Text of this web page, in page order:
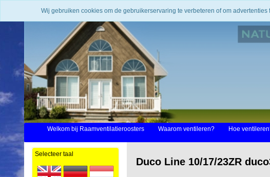
Welkom bij Raamventilatieroosters Waarom ventileren? Hoe
Selecteer taal
Duco Line 10/17/23ZR
Wij gebruiken cookies om de gebruikerservaring te verbeteren of om